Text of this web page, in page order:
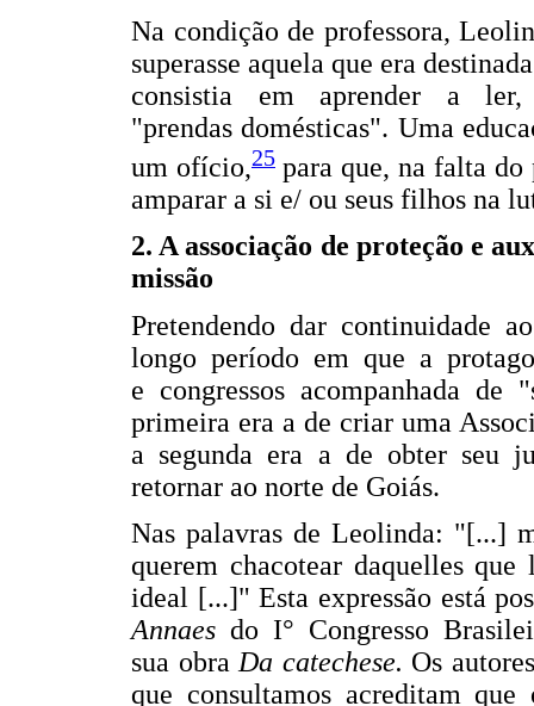
Na condição de professora,
superasse aquela que era
consistia em aprender a
"prendas domésticas". Uma
um ofício,25 para que, na falta do
amparar a si e/ ou seus filhos na
2. A associação de proteção e
missão
Pretendendo dar continuidade
longo período em que a
e congressos acompanhada
primeira era a de criar uma
a segunda era a de obter seu
retornar ao norte de Goiás.
Nas palavras de Leolinda: "[...]
querem chacotear daquelles
ideal [...]" Esta expressão está
Annaes do I° Congresso
sua obraDa catechese. Os
que consultamos acreditam